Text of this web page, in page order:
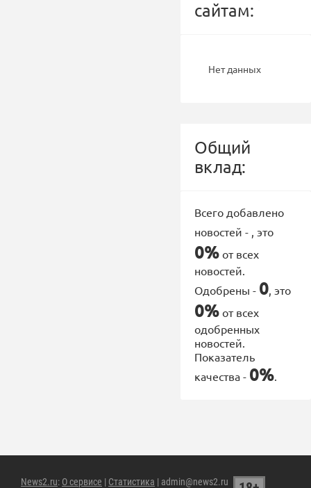
сайтам:
Нет данных
Общий
вклад:
Всего добавлено
новостей - , это
0% от всех
новостей.
Одобрены - 0, это
0% от всех
одобренных
новостей.
Показатель
качества - 0%.
News2.ru: О сервисе | Статистика | admin@news2.ru